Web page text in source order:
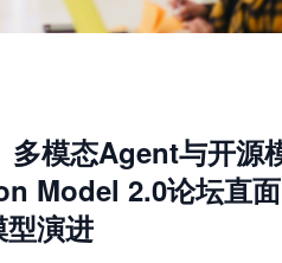
多模态Agent与开源
Model 2.0论坛直面
演进